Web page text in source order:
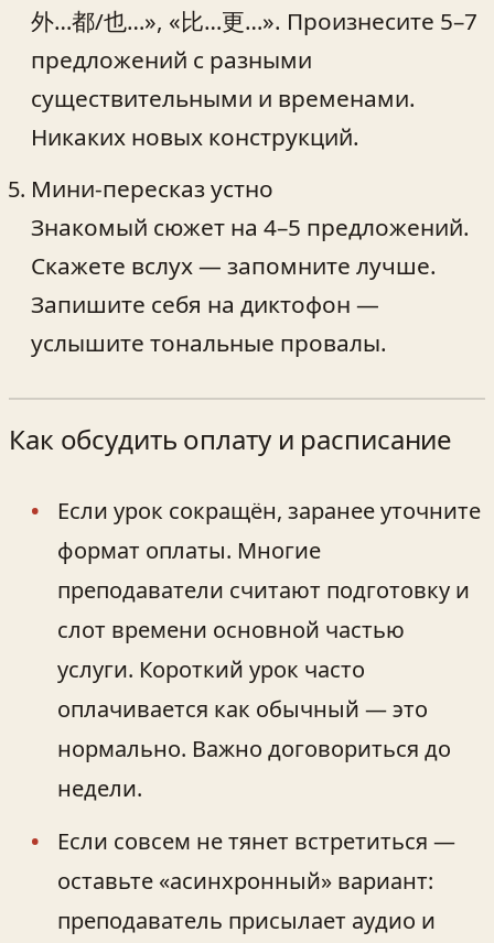
外…都/也…», «比…更…». Произнесите 5–7
предложений с разными
существительными и временами.
Никаких новых конструкций.
Мини‑пересказ устно
Знакомый сюжет на 4–5 предложений.
Скажете вслух — запомните лучше.
Запишите себя на диктофон —
услышите тональные провалы.
Как обсудить оплату и расписание
Если урок сокращён, заранее уточните
формат оплаты. Многие
преподаватели считают подготовку и
слот времени основной частью
услуги. Короткий урок часто
оплачивается как обычный — это
нормально. Важно договориться до
недели.
Если совсем не тянет встретиться —
оставьте «асинхронный» вариант:
преподаватель присылает аудио и